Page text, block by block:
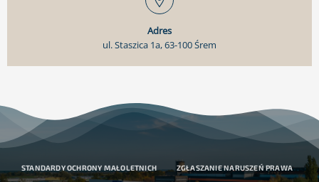
Adres
ul. Staszica 1a, 63-100 Śrem
STANDARDY OCHRONY MAŁOLETNICH ZGŁASZANIE NARUSZEŃ PRAWA